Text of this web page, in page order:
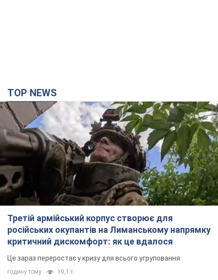
TOP NEWS
Третій армійський корпус створює для
російських окупантів на Лиманському напрямку
критичний дискомфорт: як це вдалося
Це зараз переростає у кризу для всього угруповання
годину тому 10,1 т.